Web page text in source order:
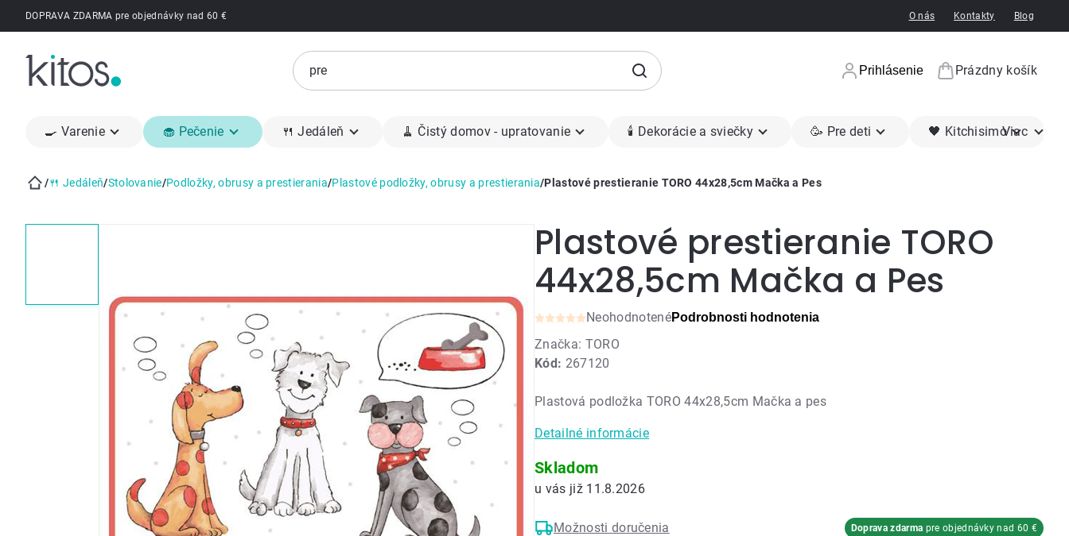
PrejsťDOPRAVA ZDARMA pre objednávky nad 60 € O nás Kontakty Blog
Prihlásenie
Nákupný
Prázdny košík
🍳 Varenie 🧁 Pečenie 🍴 Jedáleň 🧹 Čistý domov - upratovanie 🕯 Dekorácie a sviečky 🥳 Pre deti 🖤 KitchisimoViac
/🍴 Jedáleň/Stolovanie/Podložky, obrusy a prestierania/Plastové podložky, obrusy a prestierania/Plastové prestieranie TORO 44x28,5cm Mačka a Pes
Plastové prestieranie TORO
44x28,5cm Mačka a Pes
Kód: 267120
Priemerné
hodnotenie
produktu
0,0
5
hviezdičiek.
NeohodnotenéPodrobnosti hodnotenia
Značka: TORO
Plastová podložka TORO 44x28,5cm Mačka a pes
Detailné informácie
Skladom
11.8.2026
Možnosti doručenia Doprava zdarma pre objednávky nad 60 €